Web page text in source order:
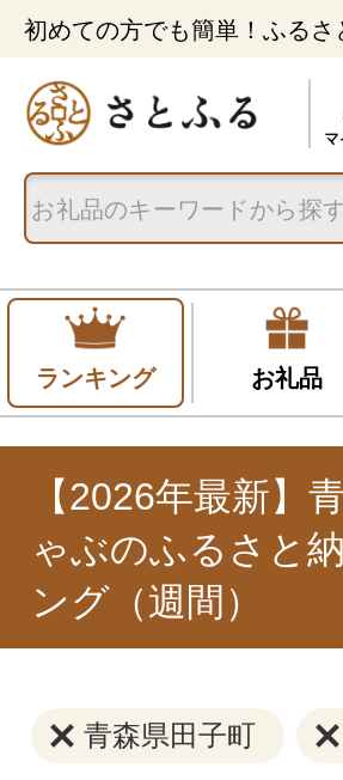
初めての方でも簡単！ふるさ
ランキング お礼品
【2026年最新】
ゃぶのふるさと
ング（週間）
青森県田子町